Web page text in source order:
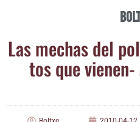
Las mechas del
tos que